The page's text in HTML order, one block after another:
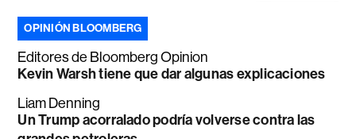
OPINIÓN BLOOMBERG
Editores de Bloomberg Opinion
Kevin Warsh tiene que dar algunas explicaciones
Liam Denning
Un Trump acorralado podría volverse contra las